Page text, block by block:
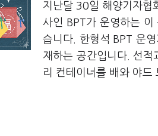
지난달 30일 해양기자협
사인 BPT가 운영하는
습니다. 한형석 BPT 운
재하는 공간입니다. 선
리 컨테이너를 배와 야드